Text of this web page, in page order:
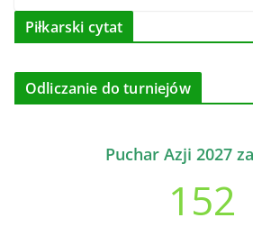
Piłkarski cytat
Odliczanie do turniejów
Puchar Azji 2027
152